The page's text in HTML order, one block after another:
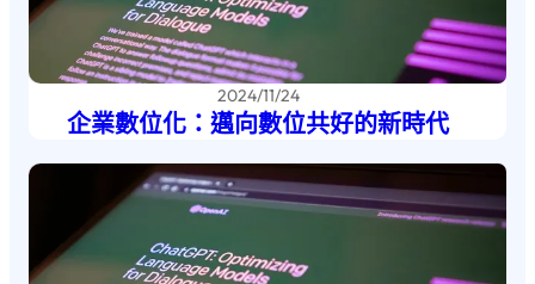
2024/11/24
企業數位化：邁向數位共好的新時代